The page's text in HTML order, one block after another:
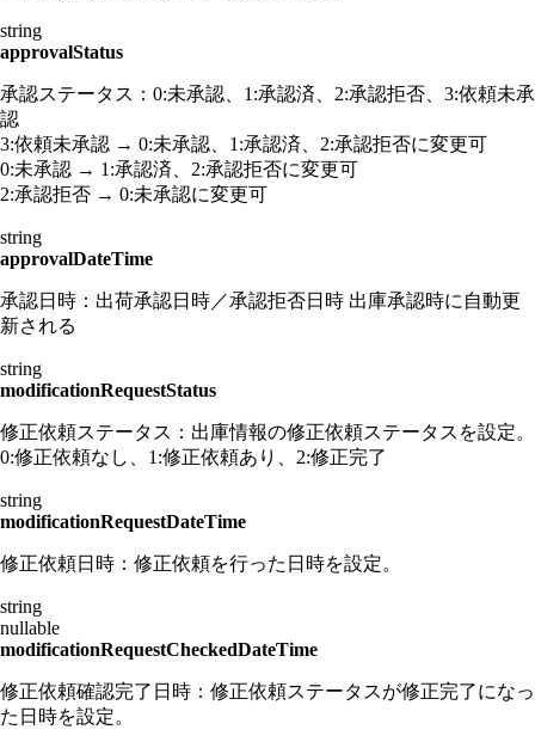
string
approvalStatus
承認ステータス：0:未承認、1:承認済、2:承認拒否、3:依頼未承
認
3:依頼未承認 → 0:未承認、1:承認済、2:承認拒否に変更可
0:未承認 → 1:承認済、2:承認拒否に変更可
2:承認拒否 → 0:未承認に変更可
string
approvalDateTime
承認日時：出荷承認日時／承認拒否日時 出庫承認時に自動更
新される
string
modificationRequestStatus
修正依頼ステータス：出庫情報の修正依頼ステータスを設定。
0:修正依頼なし、1:修正依頼あり、2:修正完了
string
modificationRequestDateTime
修正依頼日時：修正依頼を行った日時を設定。
string
nullable
modificationRequestCheckedDateTime
修正依頼確認完了日時：修正依頼ステータスが修正完了になっ
た日時を設定。